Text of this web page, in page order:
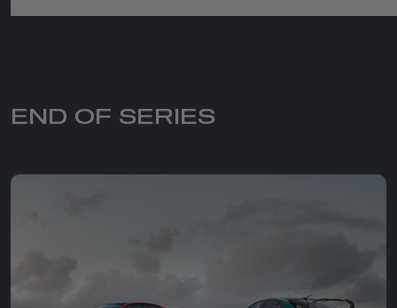
END OF SERIES